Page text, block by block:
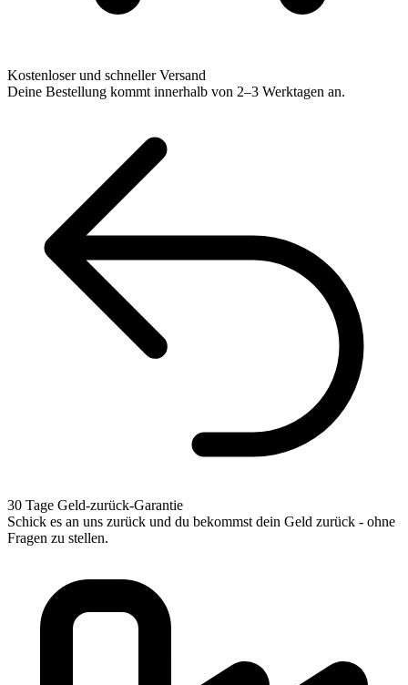
Kostenloser und schneller Versand
Deine Bestellung kommt innerhalb von 2–3 Werktagen an.
30 Tage Geld-zurück-Garantie
Schick es an uns zurück und du bekommst dein Geld zurück - ohne
Fragen zu stellen.